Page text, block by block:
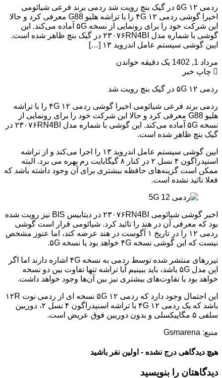
ردمی ۱۲ ۵G در گیک بنچ رویت شد ردمی برند فرعی شیائومی
اخیرا گوشی ردمی ۱۲ ۴G را با تراشه هلیو G88 معرفی کرد و حالا
این شرکت خود را برای رونمایی از نسخه ۵G آماده می‌کند. این
گوشی با شماره مدل ۲۳۰۷۶RN4BI در گیک بنچ ظاهر شده است.
ایین گوشی سیستم عامل اندروید ۱۳ […]
مرداد 1, 1402
یک دقیقه خواندن
چاپ خبر
ردمی ۱۲ ۵G در گیک بنچ رویت شد
ردمی برند فرعی شیائومی اخیرا گوشی ردمی ۱۲ ۴G را با تراشه
هلیو G88 معرفی کرد و حالا این شرکت خود را برای رونمایی از
نسخه ۵G آماده می‌کند. این گوشی با شماره مدل ۲۳۰۷۶RN4BI در
گیک بنچ ظاهر شده است.
ایین گوشی سیستم عامل اندروید ۱۳ را اجرا می‌کند و از تراشه
اسنپدراگون ۴ نسل ۲ در کنار ۸ گیگابایت رم بهره می برد. البته
ممکن است گزینه‌های حافظه بیشتری برای آن وجود داشته باشد که
فعلا تائید نشده است.
اخیر گوشی شیائومی ۲۳۰۷۶RN4BI در دیتابیس BIS نیز رویت شده
بود که معرفی آن در هند را تائید کرد. شیائومی قرار است گوشی
ردمی ۱۲ را در تاریخ ۱ آگوست در هند عرضه کتد، اما عنوز مشخص
نیست که این گوشی نسخه ۴G خواهد بود یا نسخه ۵G.
تیزرهای منتشر شده توسط ردمی به نسخه ۴G اشاره دارند اما اگر
این مدل ۵G باشد، باید ببینیم آیا تراشه تنها تفاوت بین دو نسخه
خواهد بود یا تفاوت‌های بیشتری نیز بین آن‌ها وجود خواهد داشت.
این احتمال وجود دارد که ردمی ۱۲ ۵G نسخه ای از ردمی نوت ۱۲R
باشد که یک ردمی ۱۲ ۴G با تراشه اسنپدراگون ۴ نسل ۲، دوربین
سلفی ۵ مگاپیکسلی و بدون دوربین فوق عریض است.
منبع: Gsmarena
هیچ دیدگاهی درج نشده - اولین نفر باشید
دیدگاهتان را بنویسید